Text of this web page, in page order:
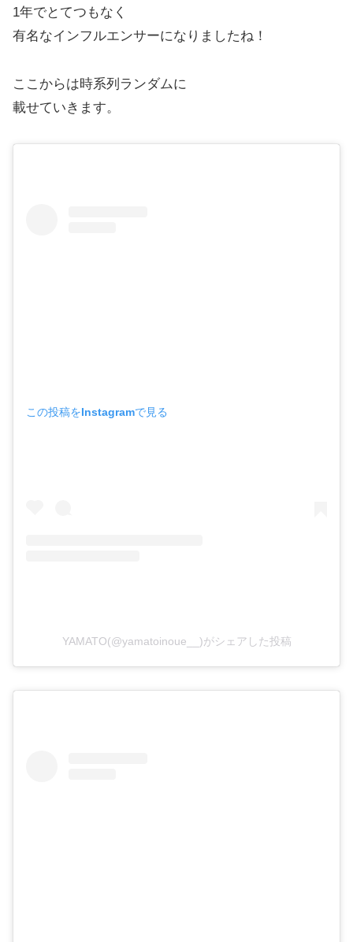
1年でとてつもなく
有名なインフルエンサーになりましたね！
ここからは時系列ランダムに
載せていきます。
この投稿をInstagramで見る
YAMATO(@yamatoinoue__)がシェアした投稿